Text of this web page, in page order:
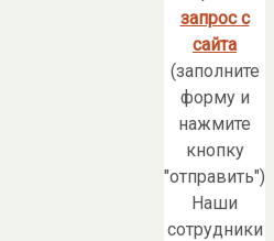
запрос с
сайта
(заполните
форму и
нажмите
кнопку
"отправить")
Наши
сотрудники